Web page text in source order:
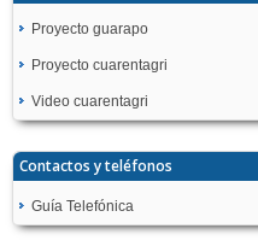
Proyecto guarapo
Proyecto cuarentagri
Video cuarentagri
Contactos y teléfonos
Guía Telefónica